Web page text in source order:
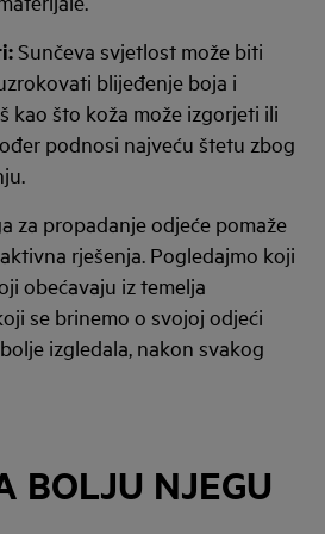
Sunčeva svjetlost može biti
blijeđenje boja i
kao što koža može izgorjeti ili
podnosi najveću štetu zbog
za propadanje odjeće pomaže
rješenja. Pogledajmo koji
obećavaju iz temelja
se brinemo o svojoj odjeći
izgledala, nakon svakog
BOLJU NJEGU